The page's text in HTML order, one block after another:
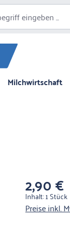
Milchwirtschaft
Regulärer
2,90 €
Inhalt:1 Stück
Preise inkl.